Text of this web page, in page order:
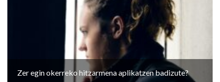
Zer egin okerreko hitzarmena aplikatzen badizute?